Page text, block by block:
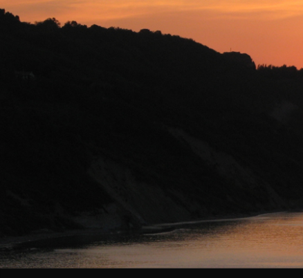
Salta al contenuto